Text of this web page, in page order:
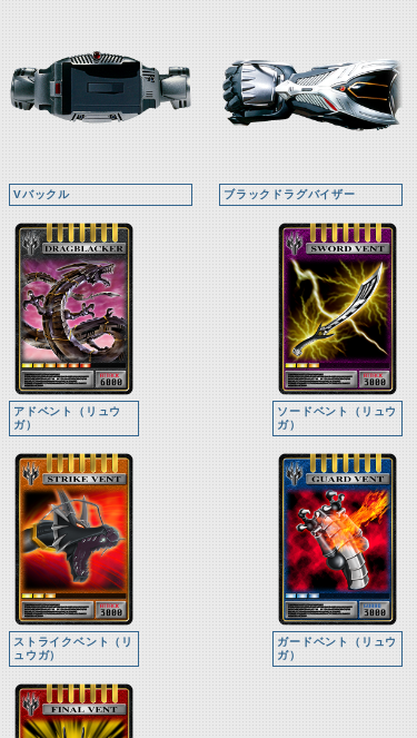
Vバックル ブラックドラグバイザー
アドベント（リュウ
ガ）
ソードベント（リュウ
ガ）
ストライクベント（リ
ュウガ）
ガードベント（リュウ
ガ）